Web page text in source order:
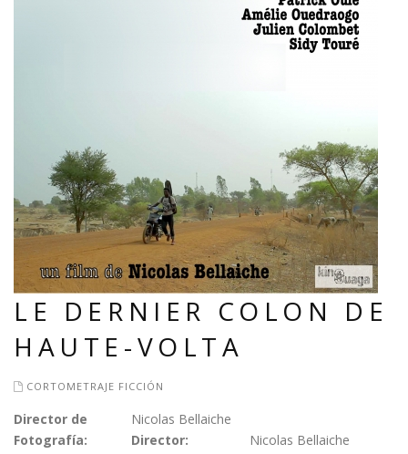
LE DERNIER COLON DE
HAUTE-VOLTA
CORTOMETRAJE FICCIÓN
Director de
Fotografía:
Nicolas Bellaiche
Director:
Nicolas Bellaiche